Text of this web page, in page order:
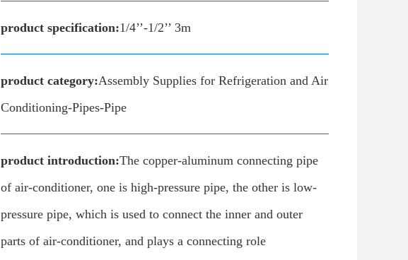
product specification:1/4’’-1/2’’ 3m
product category:Assembly Supplies for Refrigeration and Air
Conditioning-Pipes-Pipe
product introduction:The copper-aluminum connecting pipe
of air-conditioner, one is high-pressure pipe, the other is low-
pressure pipe, which is used to connect the inner and outer
parts of air-conditioner, and plays a connecting role